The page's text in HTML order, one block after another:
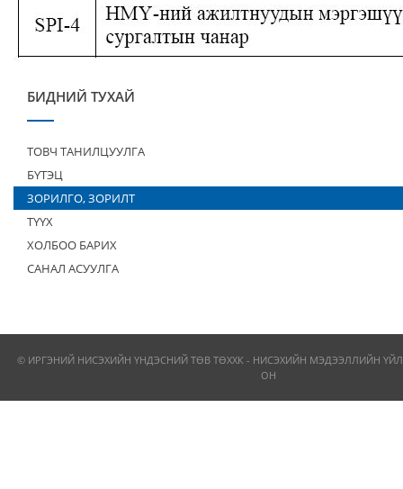
БИДНИЙ ТУХАЙ
ТОВЧ ТАНИЛЦУУЛГА
БҮТЭЦ
ЗОРИЛГО, ЗОРИЛТ
ТҮҮХ
ХОЛБОО БАРИХ
САНАЛ АСУУЛГА
© ИРГЭНИЙ НИСЭХИЙН ҮНДЭСНИЙ ТӨВ ТӨХХК - НИСЭХИЙН МЭДЭЭЛЛИЙН
ОН